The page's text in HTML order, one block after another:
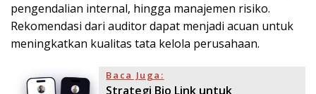
pengendalian internal, hingga manajemen risiko.
Rekomendasi dari auditor dapat menjadi acuan untuk
meningkatkan kualitas tata kelola perusahaan.
Baca Juga:
Strategi Bio Link untuk